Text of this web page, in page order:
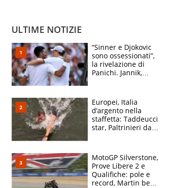
ULTIME NOTIZIE
“Sinner e Djokovic
sono ossessionati”,
la rivelazione di
Panichi. Jannik,
agli US Open
Europei, Italia
d’argento nella
staffetta: Taddeucci
star, Paltrinieri da
Padre Pio
MotoGP Silverstone,
Prove Libere 2 e
Qualifiche: pole e
record, Martin beffa